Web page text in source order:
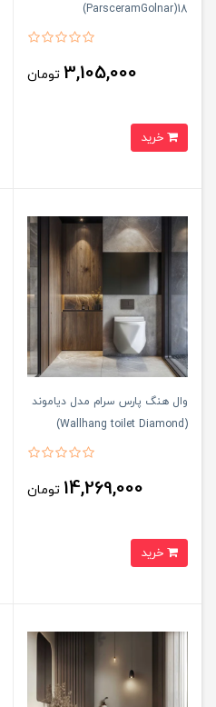
18(ParsceramGolnar)
3,105,000 تومان
وال هنگ پارس سرام مدل دیاموند
(Wallhang toilet Diamond)
14,269,000 تومان